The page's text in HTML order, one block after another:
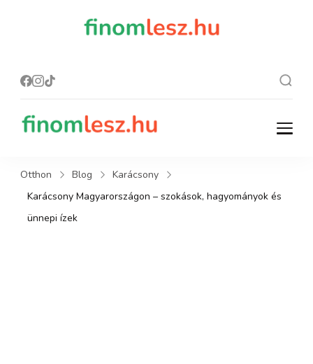
finomlesz.hu
Recept, ami finom lesz.
Otthon Blog
Karácsony
Karácsony Magyarországon – szokások, hagyományok és
ünnepi ízek